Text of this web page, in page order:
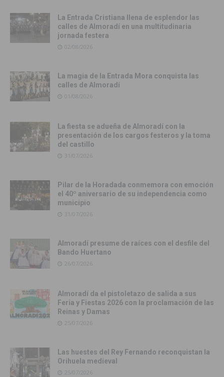
La Entrada Cristiana llena de esplendor las
calles de Almoradí en una multitudinaria
jornada festera
02/08/2026
La magia de la Entrada Mora conquista las
calles de Almoradí
01/08/2026
La fiesta se adueña de Almoradí con la
presentación de los cargos festeros y la toma
del castillo
31/07/2026
Pilar de la Horadada conmemora con emoción
el 40º aniversario de su independencia como
municipio
31/07/2026
Almoradí presume de raíces con el desfile del
Bando Huertano
26/07/2026
Almoradí da el pistoletazo de salida a sus
Feria y Fiestas 2026 con la proclamación de las
Reinas y Damas
25/07/2026
Las huestes del Rey Fernando reconquistan la
Orihuela medieval
25/07/2026